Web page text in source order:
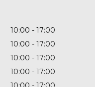
10:00
17:00
10:00
17:00
10:00
17:00
10:00
17:00